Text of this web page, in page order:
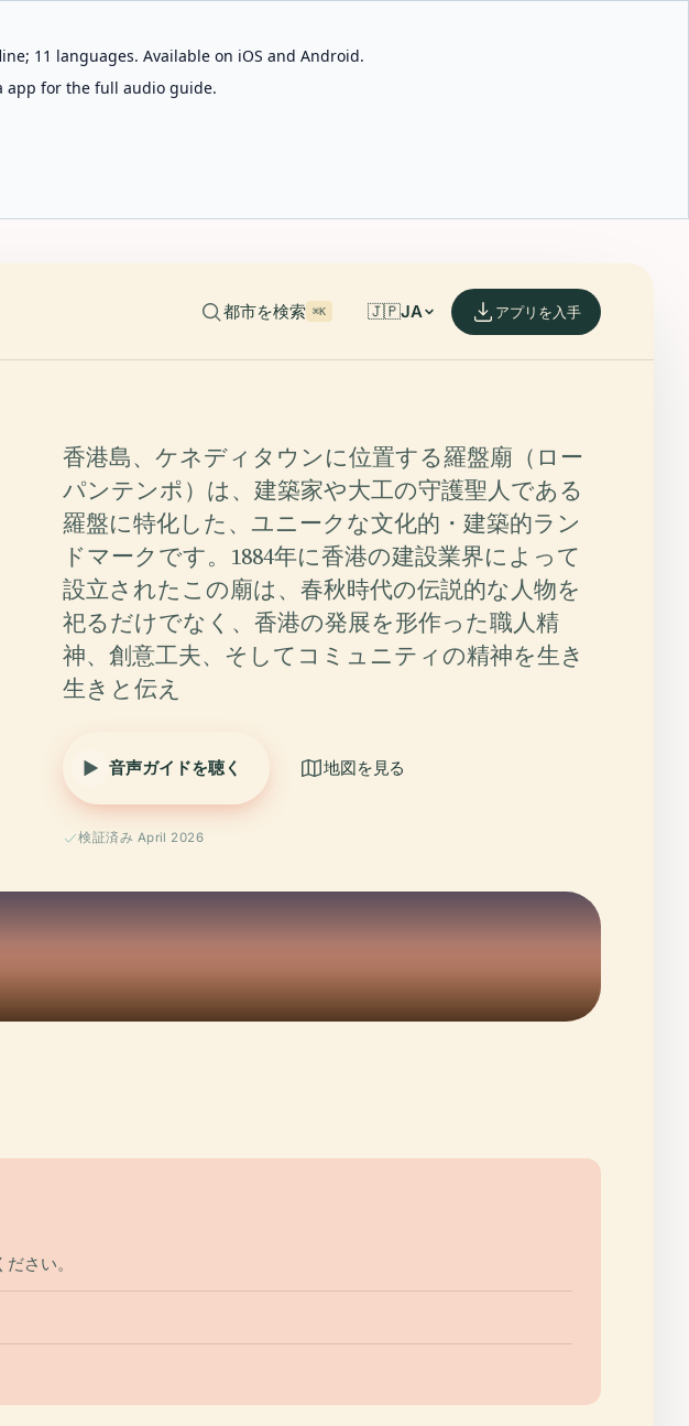
11 languages. Available on iOS and Android.
app for the full audio guide.
都市を検索 ⌘K 🇯🇵JA アプリを入手
香港島、ケネディタウンに位置する羅盤廟（ロー
パンテンポ）は、建築家や大工の守護聖人である
羅盤に特化した、ユニークな文化的・建築的ラン
ドマークです。1884年に香港の建設業界によって
設立されたこの廟は、春秋時代の伝説的な人物を
祀るだけでなく、香港の発展を形作った職人精
神、創意工夫、そしてコミュニティの精神を生き
生きと伝え
音声ガイドを聴く 地図を見る
検証済み April 2026
さい。